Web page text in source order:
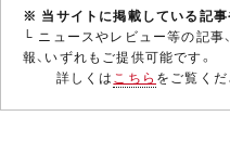
※ 当サイトに掲載している記事
└ ニュースやレビュー等の記事
報、いずれもご提供可能です。
詳しくはこちら をご覧くだ